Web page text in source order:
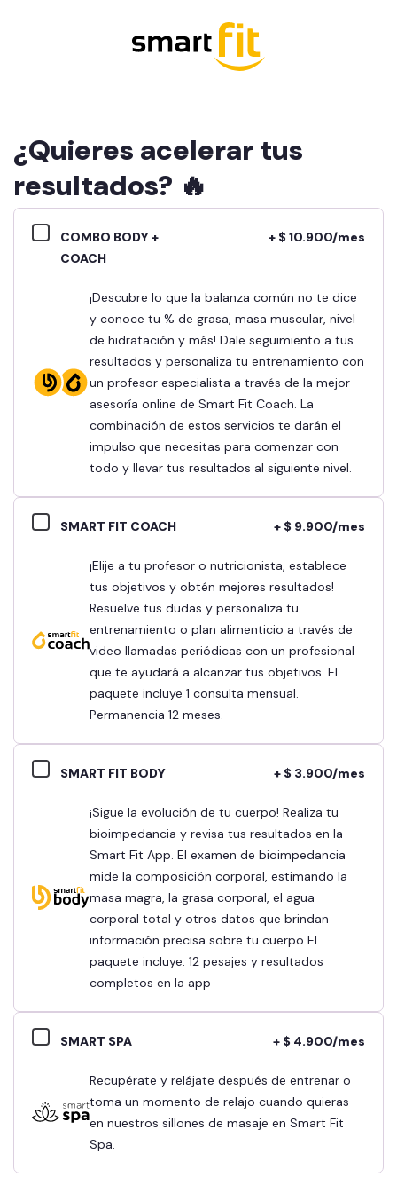
¿Quieres acelerar tus
resultados? 🔥
COMBO BODY +
COACH
+ $ 10.900/mes
¡Descubre lo que la balanza común no te dice
y conoce tu % de grasa, masa muscular, nivel
de hidratación y más! Dale seguimiento a tus
resultados y personaliza tu entrenamiento con
un profesor especialista a través de la mejor
asesoría online de Smart Fit Coach. La
combinación de estos servicios te darán el
impulso que necesitas para comenzar con
todo y llevar tus resultados al siguiente nivel.
SMART FIT COACH + $ 9.900/mes
¡Elije a tu profesor o nutricionista, establece
tus objetivos y obtén mejores resultados!
Resuelve tus dudas y personaliza tu
entrenamiento o plan alimenticio a través de
video llamadas periódicas con un profesional
que te ayudará a alcanzar tus objetivos. El
paquete incluye 1 consulta mensual.
Permanencia 12 meses.
SMART FIT BODY + $ 3.900/mes
¡Sigue la evolución de tu cuerpo! Realiza tu
bioimpedancia y revisa tus resultados en la
Smart Fit App. El examen de bioimpedancia
mide la composición corporal, estimando la
masa magra, la grasa corporal, el agua
corporal total y otros datos que brindan
información precisa sobre tu cuerpo El
paquete incluye: 12 pesajes y resultados
completos en la app
SMART SPA + $ 4.900/mes
Recupérate y relájate después de entrenar o
toma un momento de relajo cuando quieras
en nuestros sillones de masaje en Smart Fit
Spa.